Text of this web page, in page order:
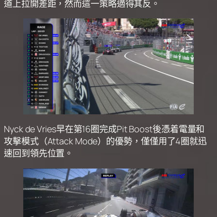
道上拉開差距，然而這一策略適得其反。
Nyck de Vries早在第16圈完成Pit Boost後憑着電量和
攻擊模式（Attack Mode）的優勢，僅僅用了4圈就迅
速回到領先位置。